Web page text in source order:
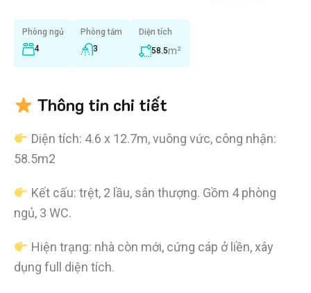
Phòng ngủ
4
Phòng tắm
3
Diện tích
58.5m²
Thông tin chi tiết
Diện tích: 4.6 x 12.7m, vuông vức, công nhận:
58.5m2
Kết cấu: trệt, 2 lầu, sân thượng. Gồm 4 phòng
ngủ, 3 WC.
Hiện trạng: nhà còn mới, cứng cáp ở liền, xây
dụng full diện tích.